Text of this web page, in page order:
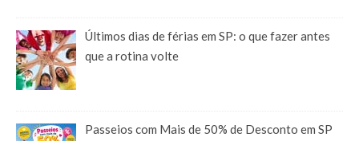
Últimos dias de férias em SP: o que fazer antes
que a rotina volte
Passeios com Mais de 50% de Desconto em SP